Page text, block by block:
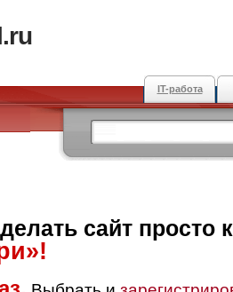
IT-работа
сайт просто